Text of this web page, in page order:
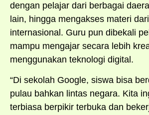
dengan pelajar dari berbagai
lain, hingga mengakses materi
internasional. Guru pun dibekali
mampu mengajar secara lebih
menggunakan teknologi digital.
“Di sekolah Google, siswa bisa
pulau bahkan lintas negara. Kita
terbiasa berpikir terbuka dan